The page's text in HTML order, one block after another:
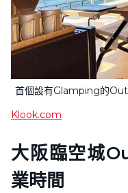
首個設有Glamping的
Klook.com
大阪臨空城
業時間